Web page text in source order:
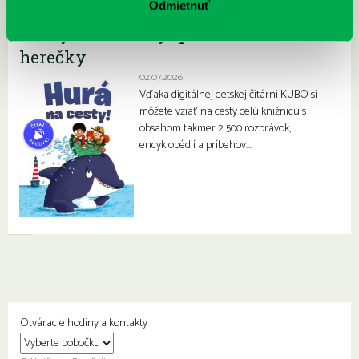
Odmietnuť
Kubo detská čitáreň má novinku!
herečky
02.07.2026
Vďaka digitálnej detskej čitárni KUBO si
môžete vziať na cesty celú knižnicu s
obsahom takmer 2 500 rozprávok,
encyklopédií a príbehov….
Otváracie hodiny a kontakty: